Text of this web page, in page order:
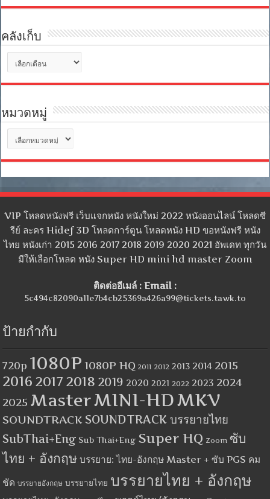
คลังเก็บ
เก็บ
หมวดหมู่
หมู่
VIP โหลดหนังฟรี เว็บแจกหนัง หนังใหม่ 2022 หนังออนไลน์ โหลดซี
รีย์ ละคร Hidef 3D โหลดการ์ตูน โหลดหนัง HD ขอหนังฟรี หนัง
ไทย หนังเก่า 2015 2016 2017 2018 2019 2020 2021 อัพเดท ทุกวัน
มีให้เลือกโหลด หนัง Super HD mini hd master Zoom
ติดต่ออีเมล์ : Email :
5c494c82090a11e7b4cb25369a426a99@tickets.tawk.to
ป้ายกำกับ
720p 1080P 1080P HQ 2011 2012 2013 2014 2015
2016 2017 2018 2019 2020 2021 2022 2023 2024
2025 MasterMINI-HDMKV
SOUNDTRACK SOUNDTRACK บรรยายไทย
SubThai+Eng Sub Thai+Eng Super HQ Zoom ซับ
ไทย + อังกฤษ บรรยาย: ไทย-อังกฤษ Master + ซับ PGS คม
ชัด บรรยายอังกฤษ บรรยายไทย บรรยายไทย + อังกฤษ